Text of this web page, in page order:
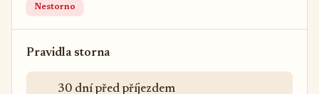
Nestorno
Pravidla storna
30 dní před příjezdem